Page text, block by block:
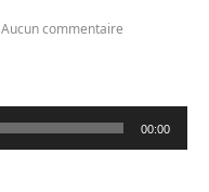
Aucun commentaire
00:00